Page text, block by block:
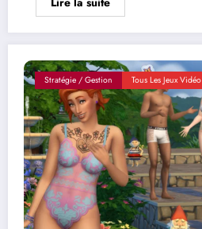
Stratégie / Gestion Tous Les Jeux Vidéo